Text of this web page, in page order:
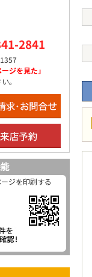
2841
ジを見た」
。
ジを印刷する